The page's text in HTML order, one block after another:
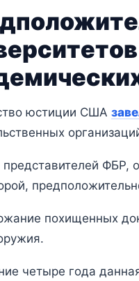
юстиции США
ФБР,
похищенных
четыре года